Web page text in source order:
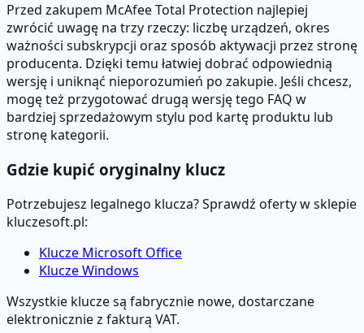
Przed zakupem McAfee Total Protection najlepiej
zwrócić uwagę na trzy rzeczy: liczbę urządzeń, okres
ważności subskrypcji oraz sposób aktywacji przez stronę
producenta. Dzięki temu łatwiej dobrać odpowiednią
wersję i uniknąć nieporozumień po zakupie. Jeśli chcesz,
mogę też przygotować drugą wersję tego FAQ w
bardziej sprzedażowym stylu pod kartę produktu lub
stronę kategorii.
Gdzie kupić oryginalny klucz
Potrzebujesz legalnego klucza? Sprawdź oferty w sklepie
kluczesoft.pl:
Klucze Microsoft Office
Klucze Windows
Wszystkie klucze są fabrycznie nowe, dostarczane
elektronicznie z fakturą VAT.